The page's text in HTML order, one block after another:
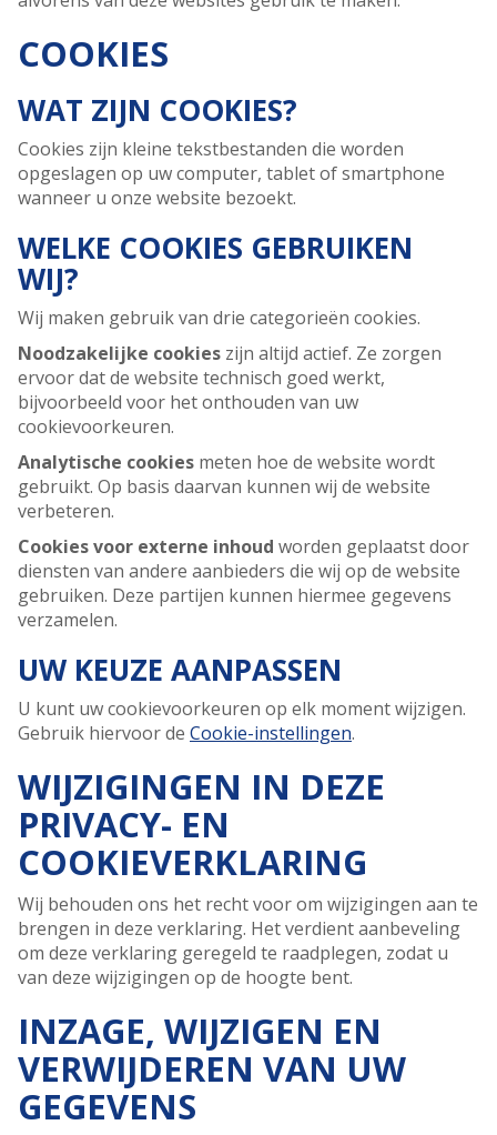
COOKIES
WAT ZIJN COOKIES?
Cookies zijn kleine tekstbestanden die worden
opgeslagen op uw computer, tablet of smartphone
wanneer u onze website bezoekt.
WELKE COOKIES GEBRUIKEN
WIJ?
Wij maken gebruik van drie categorieën cookies.
Noodzakelijke cookies zijn altijd actief. Ze zorgen
ervoor dat de website technisch goed werkt,
bijvoorbeeld voor het onthouden van uw
cookievoorkeuren.
Analytische cookies meten hoe de website wordt
gebruikt. Op basis daarvan kunnen wij de website
verbeteren.
Cookies voor externe inhoud worden geplaatst door
diensten van andere aanbieders die wij op de website
gebruiken. Deze partijen kunnen hiermee gegevens
verzamelen.
UW KEUZE AANPASSEN
U kunt uw cookievoorkeuren op elk moment wijzigen.
Gebruik hiervoor de Cookie-instellingen.
WIJZIGINGEN IN DEZE
PRIVACY- EN
COOKIEVERKLARING
Wij behouden ons het recht voor om wijzigingen aan te
brengen in deze verklaring. Het verdient aanbeveling
om deze verklaring geregeld te raadplegen, zodat u
van deze wijzigingen op de hoogte bent.
INZAGE, WIJZIGEN EN
VERWIJDEREN VAN UW
GEGEVENS